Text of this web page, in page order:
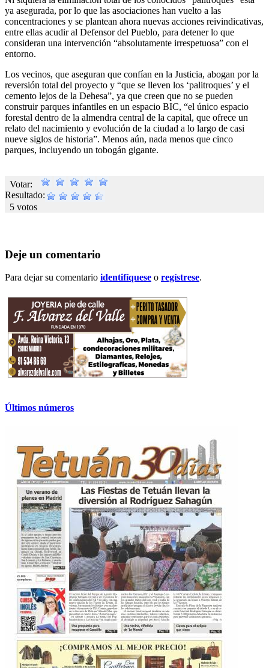
ya asegurada, por lo que las asociaciones han vuelto a las
concentraciones y se plantean ahora nuevas acciones reivindicativas,
entre ellas acudir al Defensor del Pueblo, para detener lo que
consideran una intervención “absolutamente irrespetuosa” con el
entorno.
Los vecinos, que aseguran que confían en la Justicia, abogan por la
reversión total del proyecto y “que se lleven los ‘palitroques’ y el
cemento lejos de la Dehesa”, ya que creen que no se pueden
construir parques infantiles en un espacio BIC, “el único espacio
forestal dentro de la almendra central de la capital, que ofrece un
relato del nacimiento y evolución de la ciudad a lo largo de casi
nueve siglos de historia”. Menos aún, nada menos que cinco
parques, incluyendo un tobogán gigante.
Votar:
Resultado:
5 votos
Deje un comentario
Para dejar su comentario identifíquese o regístrese.
Últimos números